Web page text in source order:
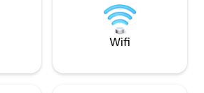
utrymmet saneras
med en
blandar olika stilar
sista våningen i en
D'Epoca:
integritet,
byggnaden,
sanerade vid 180 °C. Utrymmet är
sina stora
Wifi